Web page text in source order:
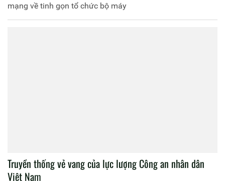
mạng về tinh gọn tổ chức bộ máy
Truyền thống vẻ vang của lực lượng Công an nhân dân
Việt Nam